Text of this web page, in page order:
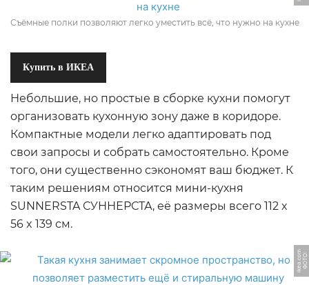
Съёмные полки позволяют легко уместить всё, что нужно на кухне
Купить в ИКЕА
Небольшие, но простые в сборке кухни помогут
организовать кухонную зону даже в коридоре.
Компактные модели легко адаптировать под
свои запросы и собрать самостоятельно. Кроме
того, они существенно сэкономят ваш бюджет.​ К
таким решениям относится мини-кухня
SUNNERSTA СУННЕРСТА, её размеры всего 112 x
56 x 139 см.
Ф
О
Т
О:
i
k
e
a.
c
o
m